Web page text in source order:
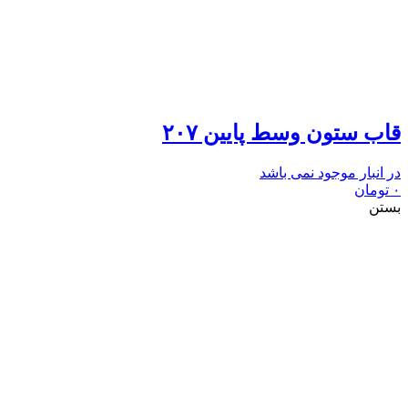
قاب ستون وسط پایین ۲۰۷
در انبار موجود نمی باشد
۰ تومان
بستن